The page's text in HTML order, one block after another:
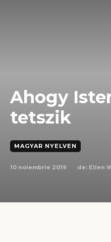
Ahogy
tetszik
MAGYAR NYELVEN
10 noiembrie 2019 de: Ellen